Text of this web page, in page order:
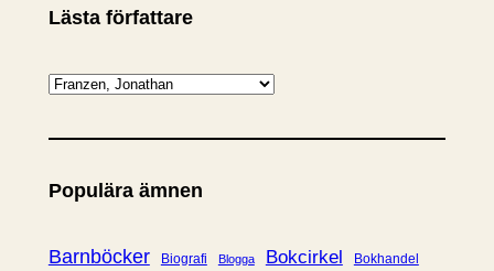
Lästa författare
K
t
g
r
Populära ämnen
Barnböcker Biografi Blogga Bokcirkel Bokhandel